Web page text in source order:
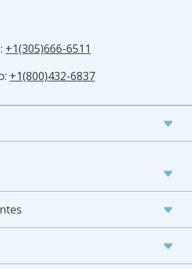
+1(305)666-6511
+1(800)432-6837